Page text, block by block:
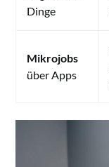
Dinge
Mikrojobs
über Apps